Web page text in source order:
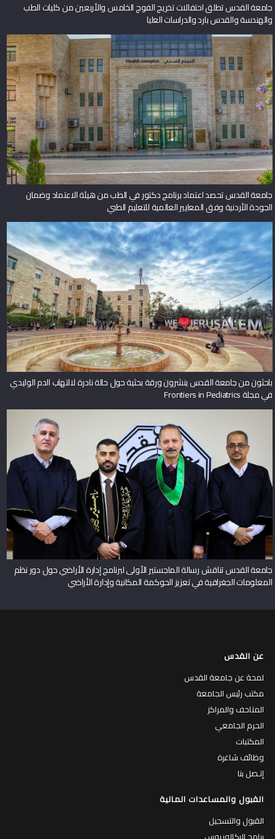
جامعة القدس تطلق احتفالات تخريج الفوج الخامس والأربعين من كليات الطب
والهندسة والقدس بارد والدراسات العليا
جامعة القدس تحصد اعتماد برنامج دكتور في الطب من هيئة الاعتماد وضمان
الجودة الأردنية وفق المعايير العالمية للتعليم الطبي
باحثون من جامعة القدس ينشرون ورقة بحثية حول حالة نادرة لالتهاب الدم الوليدي
في مجلة Frontiers in Pediatrics
جامعة القدس تناقش رسالة الماجستير الأولى لبرنامج إدارة الأراضي حول دور نظم
المعلومات الجغرافية في تعزيز الحوكمة المكانية وإدارة الأراضي
عن القدس
لمحة عن جامعة القدس
مكتب رئيس الجامعة
المتاحف والمراكز
الحرم الجامعي
المكتبات
وظائف شاغرة
إتـصل بنا
القبول والمساعدات المالية
القبول والتسجيل